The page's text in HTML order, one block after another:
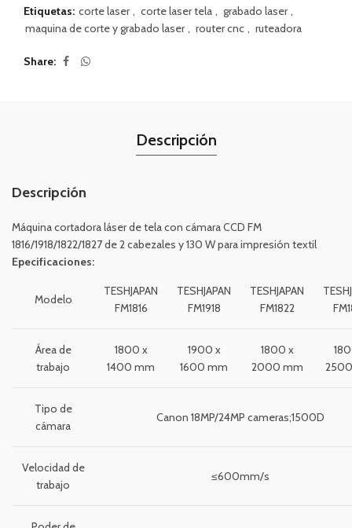
Etiquetas: corte laser , corte laser tela , grabado laser ,
maquina de corte y grabado laser , router cnc , ruteadora
Share
Descripción
Descripción
Máquina cortadora láser de tela con cámara CCD FM
1816/1918/1822/1827 de 2 cabezales y 130 W para impresión textil
Epecificaciones:
Modelo
TESHJAPAN
FM1816
TESHJAPAN
FM1918
TESHJAPAN
FM1822
Área de
trabajo
1800 x
1400 mm
1900 x
1600 mm
1800 x
2000 mm
Tipo de
cámara
Canon 18MP/24MP cameras;1500D
Velocidad de
trabajo
≤600mm/s